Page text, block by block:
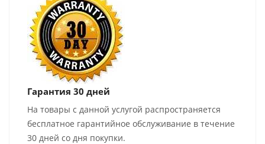
Гарантия 30 дней
На товары с данной услугой распространяется
бесплатное гарантийное обслуживание в течение
30 дней со дня покупки.